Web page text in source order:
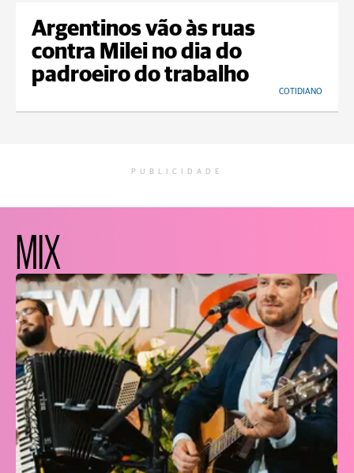
Argentinos vão às ruas
contra Milei no dia do
padroeiro do trabalho
COTIDIANO
PUBLICIDADE
MIX